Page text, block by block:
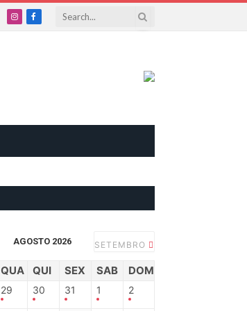
InstagramFacebook
AGOSTO 2026 SETEMBRO
QUA QUI SEX SAB DOM
29 30 31 1 2